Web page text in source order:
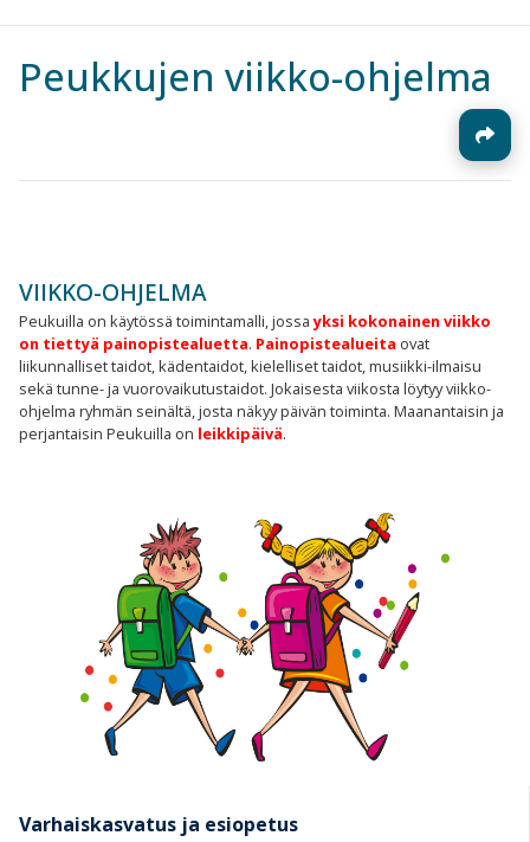
Peukkujen viikko-ohjelma
VIIKKO-OHJELMA
Peukuilla on käytössä toimintamalli, jossayksi kokonainen viikko
on tiettyä painopistealuetta. Painopistealueita ovat
liikunnalliset taidot, kädentaidot, kielelliset taidot, musiikki-ilmaisu
sekä tunne- ja vuorovaikutustaidot. Jokaisesta viikosta löytyy viikko-
ohjelma ryhmän seinältä, josta näkyy päivän toiminta. Maanantaisin ja
perjantaisin Peukuilla on leikkipäivä.
Varhaiskasvatus ja esiopetus